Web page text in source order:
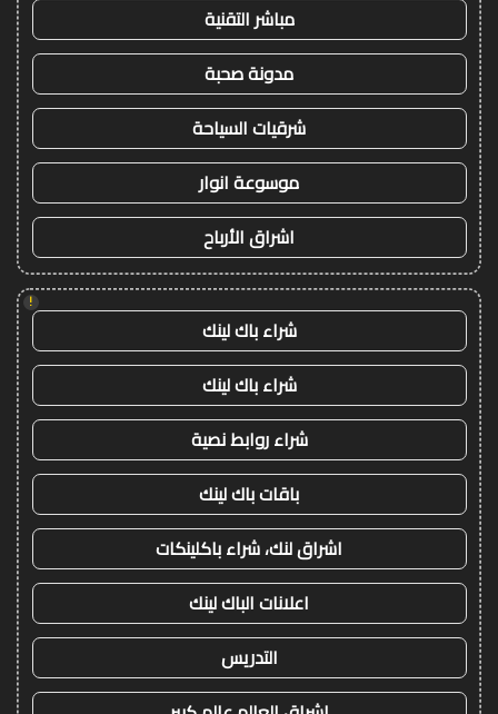
مباشر التقنية
مدونة صحبة
شرقيات السياحة
موسوعة انوار
اشراق الأرباح
!
شراء باك لينك
شراء باك لينك
شراء روابط نصية
باقات باك لينك
اشراق لنك، شراء باكلينكات
اعلانات الباك لينك
التدريس